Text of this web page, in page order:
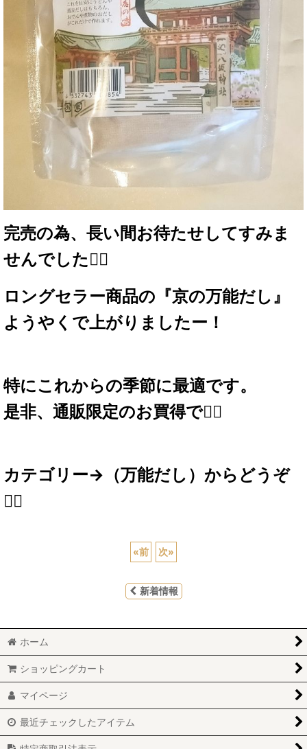
完売の為、長い間お待たせしてすみま
せんでした🙇‍♀️
ロングセラー商品の『京の万能だし』
ようやくで上がりましたー！
特にこれからの季節に最適です。
是非、通販限定のお買得で🙋‍♀️
カテゴリー→（万能だし）からどうぞ
🙇‍♀️
«前 次»
新着情報
ホーム
ショッピングカート
マイページ
最近チェックしたアイテム